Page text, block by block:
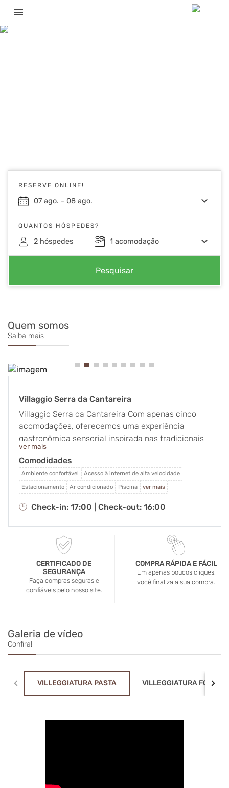
menu
RESERVE ONLINE!
07 ago. - 08 ago. keyboard_arrow_down
QUANTOS HÓSPEDES?
2 hóspedes 1 acomodação keyboard_arrow_down
Pesquisar
Quem somos
Saiba mais
Villaggio Serra da Cantareira
Villaggio Serra da Cantareira Com apenas cinco
acomodações, oferecemos uma experiência
gastronômica sensorial inspirada nas tradicionais
locandas italianas. Como em uma vila italiana, o
café da manhã, o almoço e o jantar são preparados
na hora, de forma artesanal, com ingredientes
cuidadosamente selecionados e respeito ao tempo
de cada receita. Tudo já incluido na diaria!
ver mais
Comodidades
Ambiente confortável
Acesso à internet de alta velocidade
Estacionamento
Ar condicionado Piscina ver mais
Check-in: 17:00 | Check-out: 16:00
CERTIFICADO DE
SEGURANÇA
Faça compras seguras e
confiáveis pelo nosso site.
COMPRA RÁPIDA E FÁCIL
Em apenas poucos cliques,
você finaliza a sua compra.
Galeria de vídeo
Confira!
VILLEGGIATURA PASTA VILLEGGIATURA FONDUE